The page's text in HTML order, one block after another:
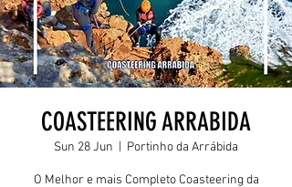
COASTEERING ARRABIDA
Sun 28 Jun Portinho da Arrábida
O Melhor e mais Completo Coasteering da